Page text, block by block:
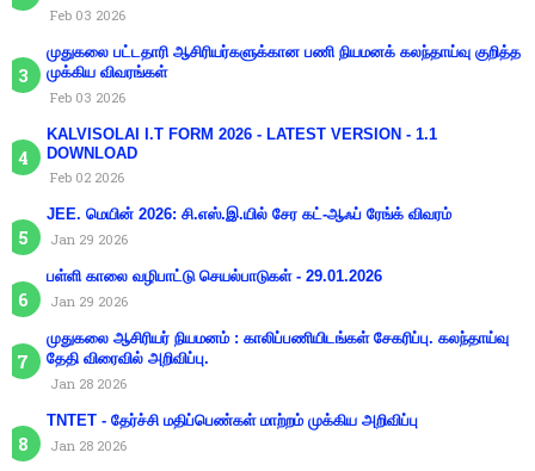
Feb 03 2026
முதுகலை பட்டதாரி ஆசிரியர்களுக்கான பணி நியமனக் கலந்தாய்வு குறித்த
முக்கிய விவரங்கள்
Feb 03 2026
KALVISOLAI I.T FORM 2026 - LATEST VERSION - 1.1
DOWNLOAD
Feb 02 2026
JEE. மெயின் 2026: சி.எஸ்.இ.யில் சேர கட்-ஆஃப் ரேங்க் விவரம்
Jan 29 2026
பள்ளி காலை வழிபாட்டு செயல்பாடுகள் - 29.01.2026
Jan 29 2026
முதுகலை ஆசிரியர் நியமனம் : காலிப்பணியிடங்கள் சேகரிப்பு. கலந்தாய்வு
தேதி விரைவில் அறிவிப்பு.
Jan 28 2026
TNTET - தேர்ச்சி மதிப்பெண்கள் மாற்றம் முக்கிய அறிவிப்பு
Jan 28 2026